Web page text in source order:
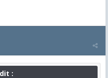
: